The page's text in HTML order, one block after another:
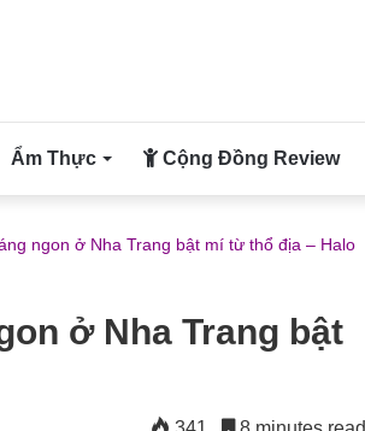
Ẩm Thực Cộng Đồng Review
ngon ở Nha Trang bật mí từ thổ địa – Halo
ở Nha Trang bật